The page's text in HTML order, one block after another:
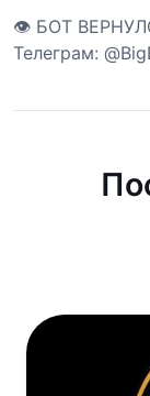
👁 БОТ
Телеграм: